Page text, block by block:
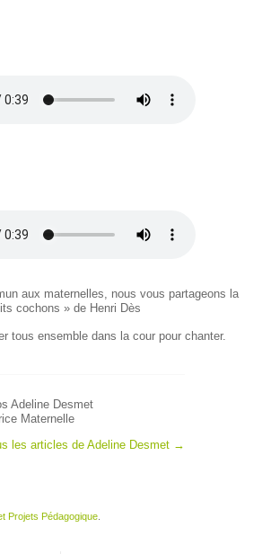
aux maternelles, nous vous partageons la
cochons » de Henri Dès
tous ensemble dans la cour pour chanter.
Adeline Desmet
Maternelle
les articles de Adeline Desmet →
Projets Pédagogique